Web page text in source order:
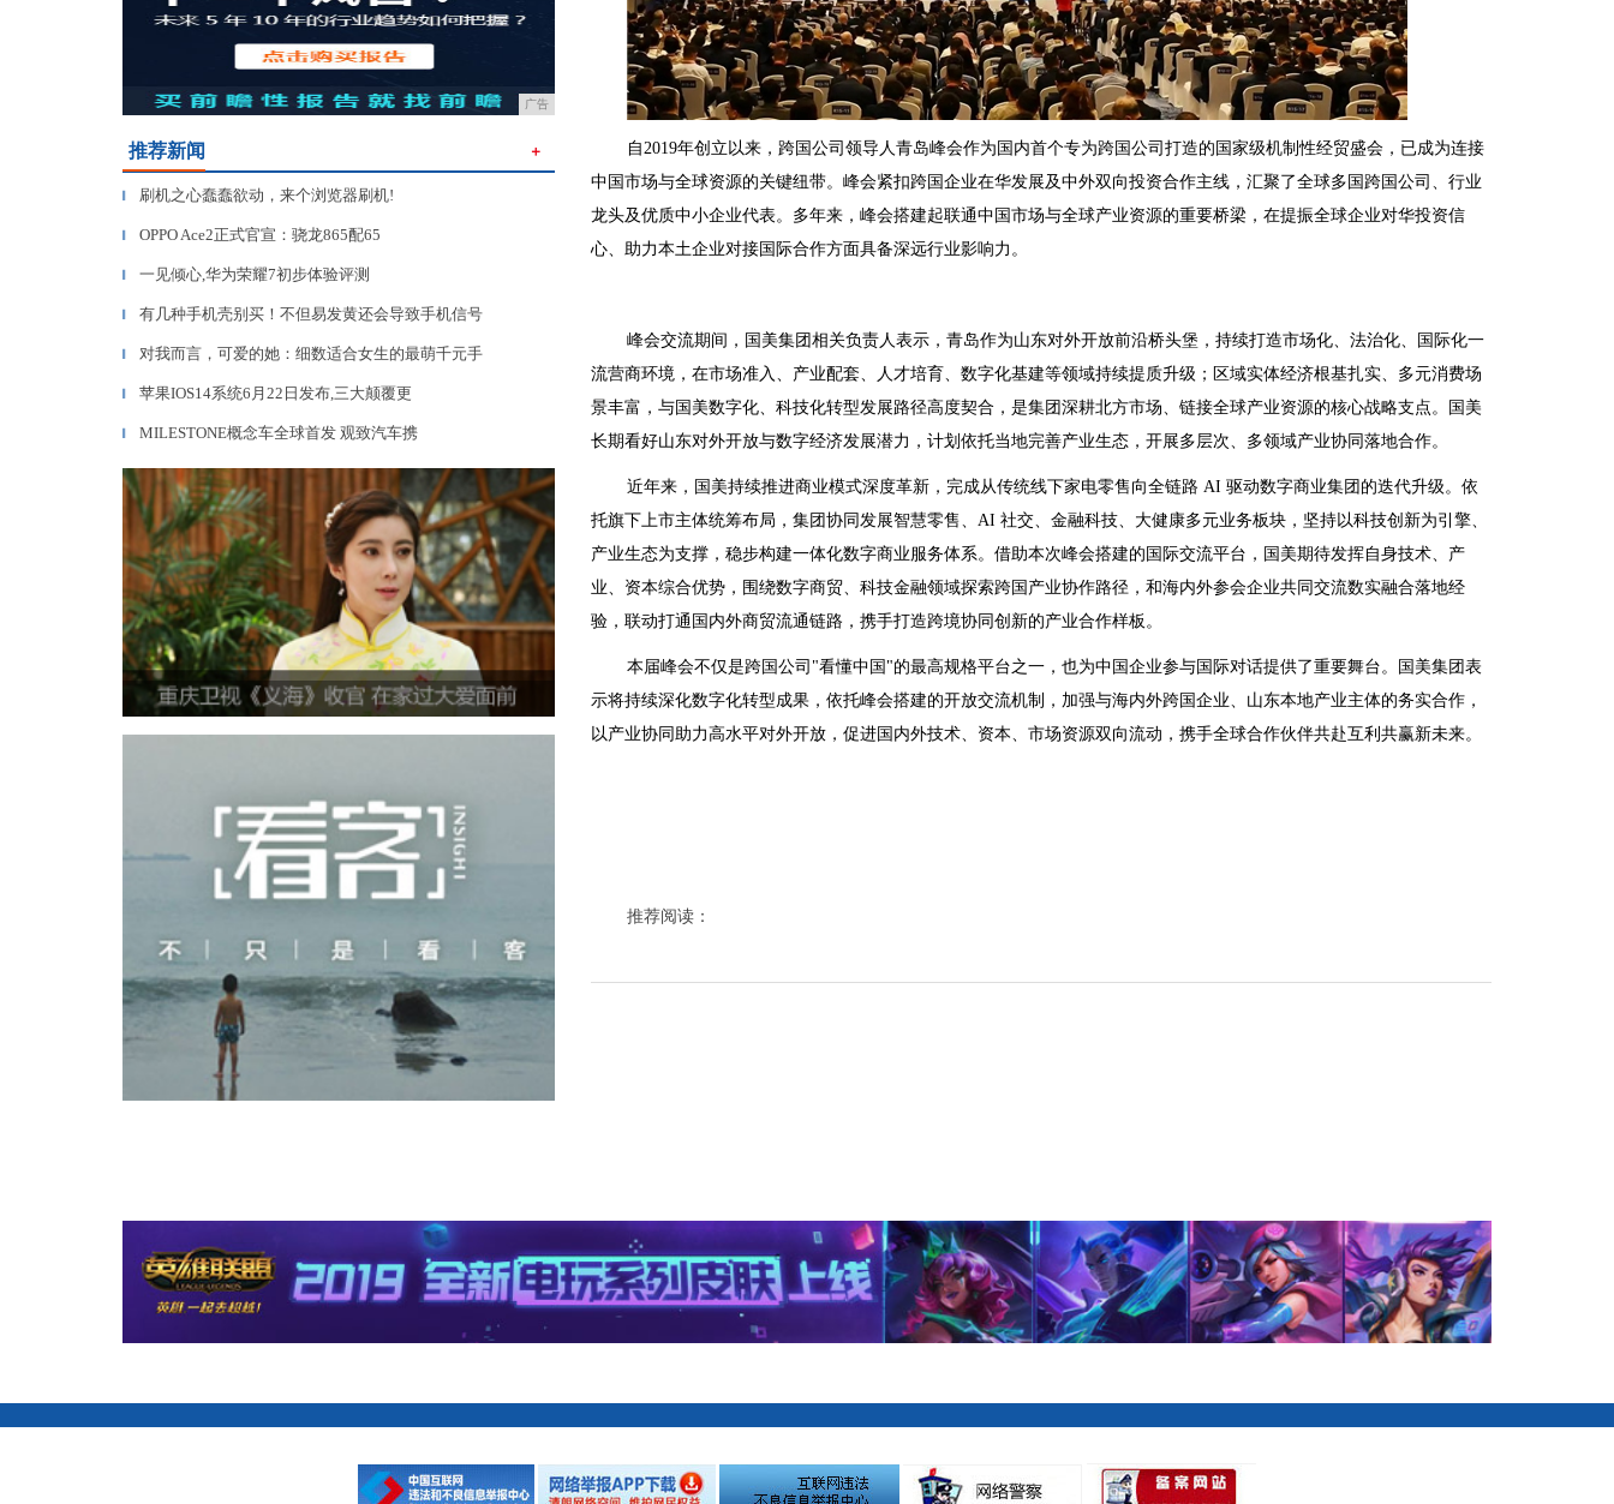
广告
推荐新闻 ＋
▎ 刷机之心蠢蠢欲动，来个浏览器刷机!
▎ OPPO Ace2正式官宣：骁龙865配65
▎ 一见倾心,华为荣耀7初步体验评测
▎ 有几种手机壳别买！不但易发黄还会导致手机信号
▎ 对我而言，可爱的她：细数适合女生的最萌千元手
▎ 苹果IOS14系统6月22日发布,三大颠覆更
▎ MILESTONE概念车全球首发 观致汽车携
自2019年创立以来，跨国公司领导人青岛峰会作为国内首个专为跨国公司打造的国家级机制性经贸盛会，已成为连接
中国市场与全球资源的关键纽带。峰会紧扣跨国企业在华发展及中外双向投资合作主线，汇聚了全球多国跨国公司、行业
龙头及优质中小企业代表。多年来，峰会搭建起联通中国市场与全球产业资源的重要桥梁，在提振全球企业对华投资信
心、助力本土企业对接国际合作方面具备深远行业影响力。
峰会交流期间，国美集团相关负责人表示，青岛作为山东对外开放前沿桥头堡，持续打造市场化、法治化、国际化一
流营商环境，在市场准入、产业配套、人才培育、数字化基建等领域持续提质升级；区域实体经济根基扎实、多元消费场
景丰富，与国美数字化、科技化转型发展路径高度契合，是集团深耕北方市场、链接全球产业资源的核心战略支点。国美
长期看好山东对外开放与数字经济发展潜力，计划依托当地完善产业生态，开展多层次、多领域产业协同落地合作。
近年来，国美持续推进商业模式深度革新，完成从传统线下家电零售向全链路 AI 驱动数字商业集团的迭代升级。依
托旗下上市主体统筹布局，集团协同发展智慧零售、AI 社交、金融科技、大健康多元业务板块，坚持以科技创新为引擎、
产业生态为支撑，稳步构建一体化数字商业服务体系。借助本次峰会搭建的国际交流平台，国美期待发挥自身技术、产
业、资本综合优势，围绕数字商贸、科技金融领域探索跨国产业协作路径，和海内外参会企业共同交流数实融合落地经
验，联动打通国内外商贸流通链路，携手打造跨境协同创新的产业合作样板。
本届峰会不仅是跨国公司"看懂中国"的最高规格平台之一，也为中国企业参与国际对话提供了重要舞台。国美集团表
示将持续深化数字化转型成果，依托峰会搭建的开放交流机制，加强与海内外跨国企业、山东本地产业主体的务实合作，
以产业协同助力高水平对外开放，促进国内外技术、资本、市场资源双向流动，携手全球合作伙伴共赴互利共赢新未来。
推荐阅读：